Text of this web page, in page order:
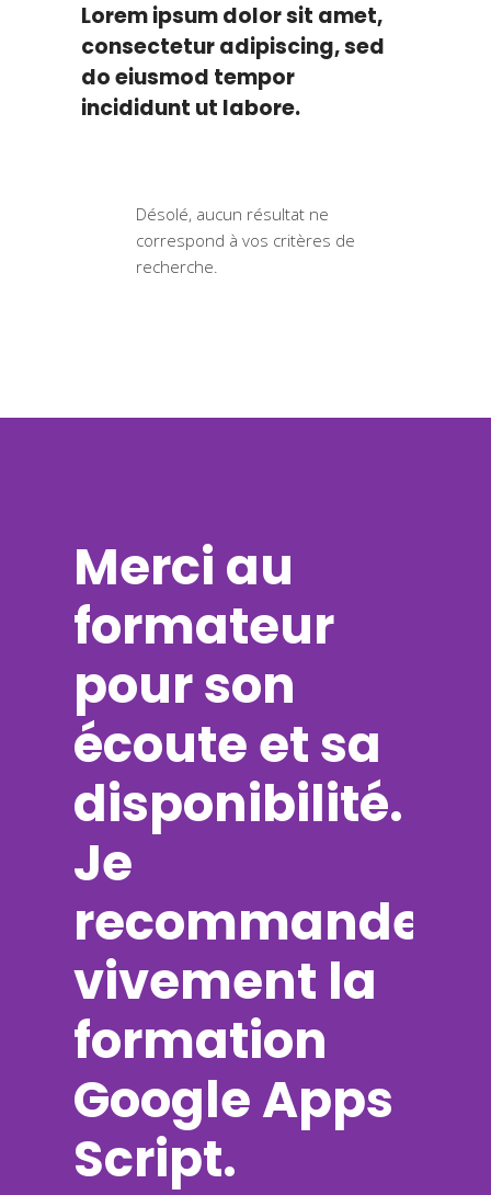
Lorem ipsum dolor sit amet,
consectetur adipiscing, sed
do eiusmod tempor
incididunt ut labore.
Désolé, aucun résultat ne
correspond à vos critères de
recherche.
Merci au
formateur
pour son
écoute et sa
disponibilité.
Je
recommande
vivement la
formation
Google Apps
Script.